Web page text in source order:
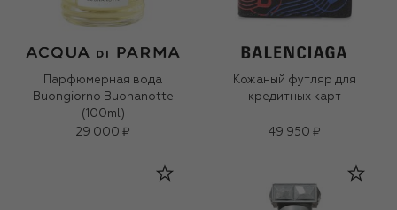
Парфюмерная вода
Buongiorno Buonanotte
(100ml)
29 000 ₽
Кожаный футляр для
кредитных карт
49 950 ₽